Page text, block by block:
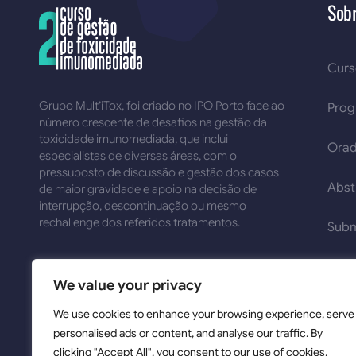
We value your privacy
We use cookies to enhance your browsing experience, serve
personalised ads or content, and analyse our traffic. By
clicking "Accept All", you consent to our use of cookies.
Grupo Mult’iTox, foi criado no IPO Porto face ao
número crescente de desafios na gestão da
toxicidade imunomediada, que inclui
especialistas de diversas áreas, com o
pressuposto de discussão e gestão dos casos
de maior gravidade e apoio na decisão de
interrupção, descontinuação ou mesmo
rechallenge dos referidos tratamentos.